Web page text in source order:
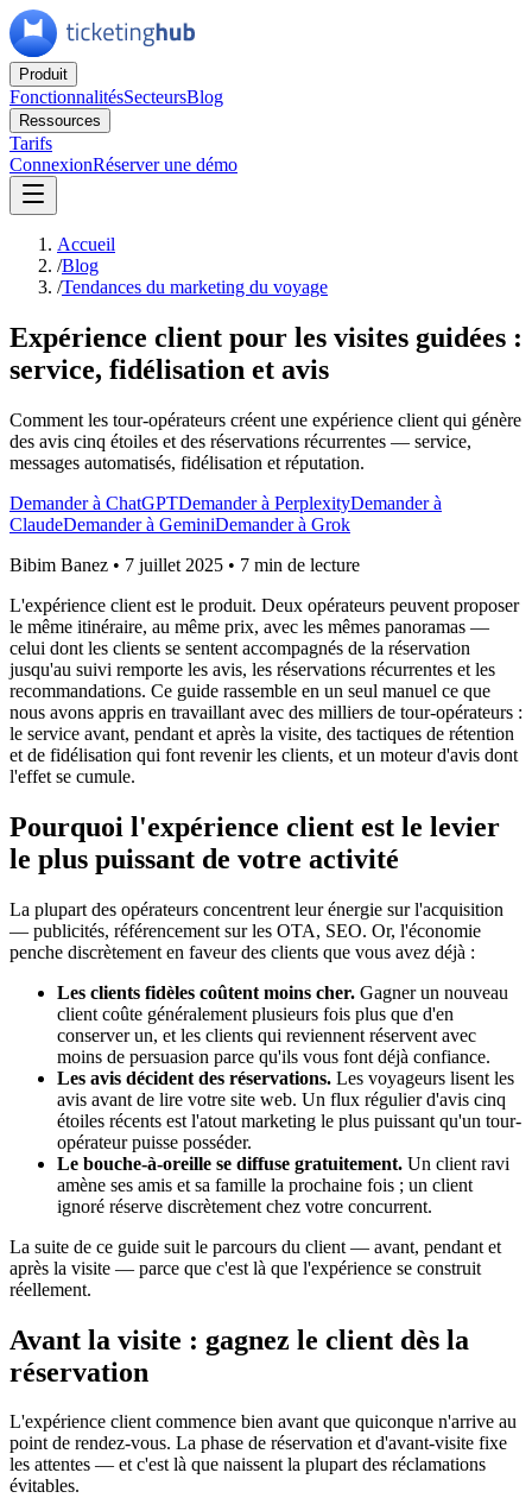
Produit
FonctionnalitésSecteursBlog
Ressources
Tarifs
ConnexionRéserver une démo
Accueil
/Blog
/Tendances du marketing du voyage
Expérience client pour les visites guidées :
service, fidélisation et avis
Comment les tour-opérateurs créent une expérience client qui génère
des avis cinq étoiles et des réservations récurrentes — service,
messages automatisés, fidélisation et réputation.
Demander à ChatGPTDemander à PerplexityDemander à
ClaudeDemander à GeminiDemander à Grok
Bibim Banez • 7 juillet 2025 • 7 min de lecture
L'expérience client est le produit. Deux opérateurs peuvent proposer
le même itinéraire, au même prix, avec les mêmes panoramas —
celui dont les clients se sentent accompagnés de la réservation
jusqu'au suivi remporte les avis, les réservations récurrentes et les
recommandations. Ce guide rassemble en un seul manuel ce que
nous avons appris en travaillant avec des milliers de tour-opérateurs :
le service avant, pendant et après la visite, des tactiques de rétention
et de fidélisation qui font revenir les clients, et un moteur d'avis dont
l'effet se cumule.
Pourquoi l'expérience client est le levier
le plus puissant de votre activité
La plupart des opérateurs concentrent leur énergie sur l'acquisition
— publicités, référencement sur les OTA, SEO. Or, l'économie
penche discrètement en faveur des clients que vous avez déjà :
Les clients fidèles coûtent moins cher. Gagner un nouveau
client coûte généralement plusieurs fois plus que d'en
conserver un, et les clients qui reviennent réservent avec
moins de persuasion parce qu'ils vous font déjà confiance.
Les avis décident des réservations. Les voyageurs lisent les
avis avant de lire votre site web. Un flux régulier d'avis cinq
étoiles récents est l'atout marketing le plus puissant qu'un tour-
opérateur puisse posséder.
Le bouche-à-oreille se diffuse gratuitement. Un client ravi
amène ses amis et sa famille la prochaine fois ; un client
ignoré réserve discrètement chez votre concurrent.
La suite de ce guide suit le parcours du client — avant, pendant et
après la visite — parce que c'est là que l'expérience se construit
réellement.
Avant la visite : gagnez le client dès la
réservation
L'expérience client commence bien avant que quiconque n'arrive au
point de rendez-vous. La phase de réservation et d'avant-visite fixe
les attentes — et c'est là que naissent la plupart des réclamations
évitables.